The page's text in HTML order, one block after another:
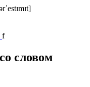
f
словом